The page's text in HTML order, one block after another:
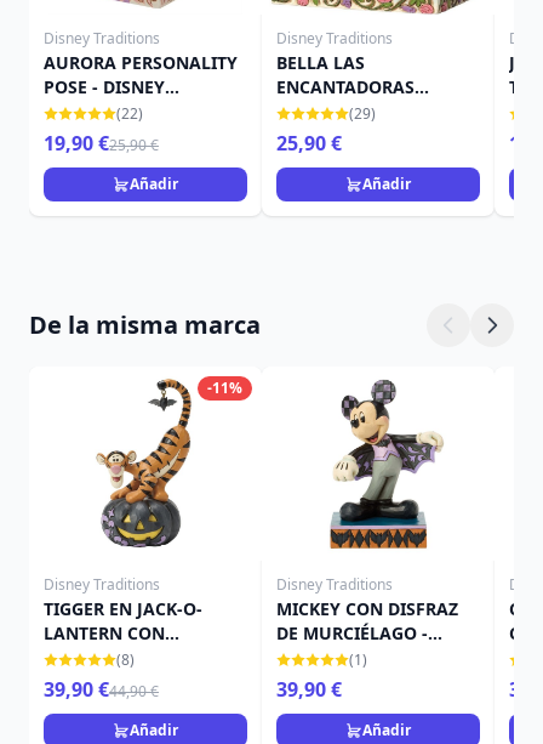
Disney Traditions
AURORA PERSONALITY
POSE - DISNEY
TRADITIONS
(22)
19,90 €25,90 €
Añadir
Disney Traditions
BELLA LAS
ENCANTADORAS
DISNEY TRADITIONS JIM
SHORE
(29)
25,90 €
Añadir
JIM
De la misma marca
-11%
Disney Traditions
TIGGER EN JACK-O-
LANTERN CON
MURCIÉLAGO - DISNEY
TRADITIONS
(8)
39,90 €44,90 €
Añadir
Disney Traditions
MICKEY CON DISFRAZ
DE MURCIÉLAGO -
DISNEY TRADITIONS
(1)
39,90 €
Añadir